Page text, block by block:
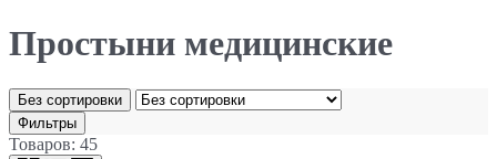
Простыни медицинские
Без сортировки
Фильтры
Товаров: 45